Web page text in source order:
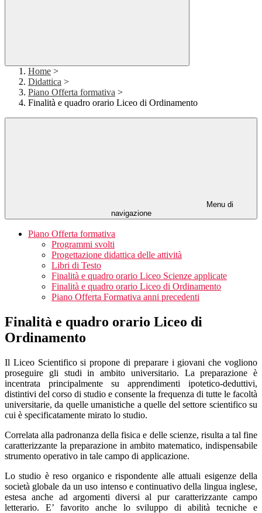
Home >
Didattica >
Piano Offerta formativa >
Finalità e quadro orario Liceo di Ordinamento
Menu di
navigazione
Piano Offerta formativa
Programmi svolti
Progettazione didattica delle attività
Libri di Testo
Finalità e quadro orario Liceo Scienze applicate
Finalità e quadro orario Liceo di Ordinamento
Piano Offerta Formativa anni precedenti
Finalità e quadro orario Liceo di
Ordinamento
Il Liceo Scientifico si propone di preparare i giovani che vogliono
proseguire gli studi in ambito universitario. La preparazione è
incentrata principalmente su apprendimenti ipotetico-deduttivi,
distintivi del corso di studio e consente la frequenza di tutte le facoltà
universitarie, da quelle umanistiche a quelle del settore scientifico su
cui è specificatamente mirato lo studio.
Correlata alla padronanza della fisica e delle scienze, risulta a tal fine
caratterizzante la preparazione in ambito matematico, indispensabile
strumento operativo in tale campo di applicazione.
Lo studio è reso organico e rispondente alle attuali esigenze della
società globale da un uso intenso e continuativo della lingua inglese,
estesa anche ad argomenti diversi al pur caratterizzante campo
letterario. E’ favorito anche lo sviluppo di abilità tecniche e